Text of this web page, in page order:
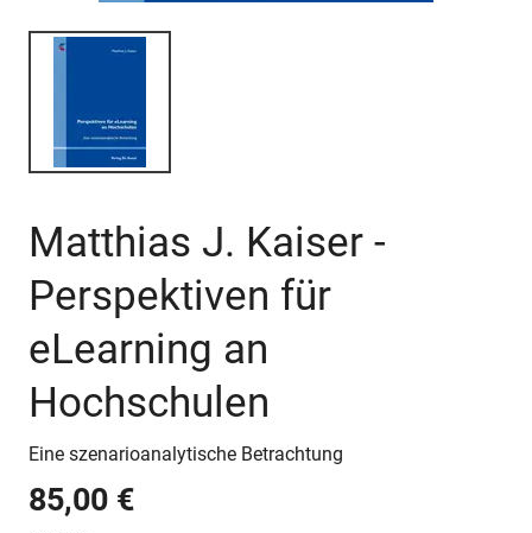
Matthias J. Kaiser -
Perspektiven für
eLearning an
Hochschulen
Eine szenarioanalytische Betrachtung
85,00 €